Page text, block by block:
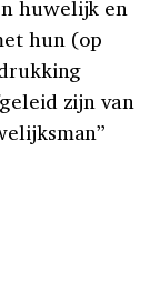
huwelijk en
hun (op
zijn van